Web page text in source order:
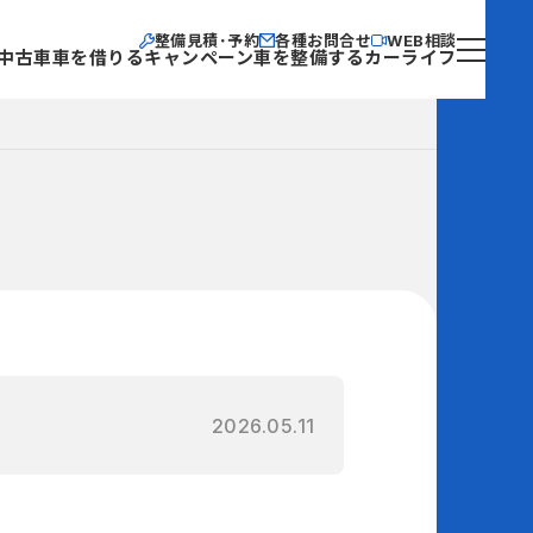
整備見積･予約 各種お問合せ WEB相談
古車車を借りるキャンペーン車を整備するカーライフ
2026.05.11